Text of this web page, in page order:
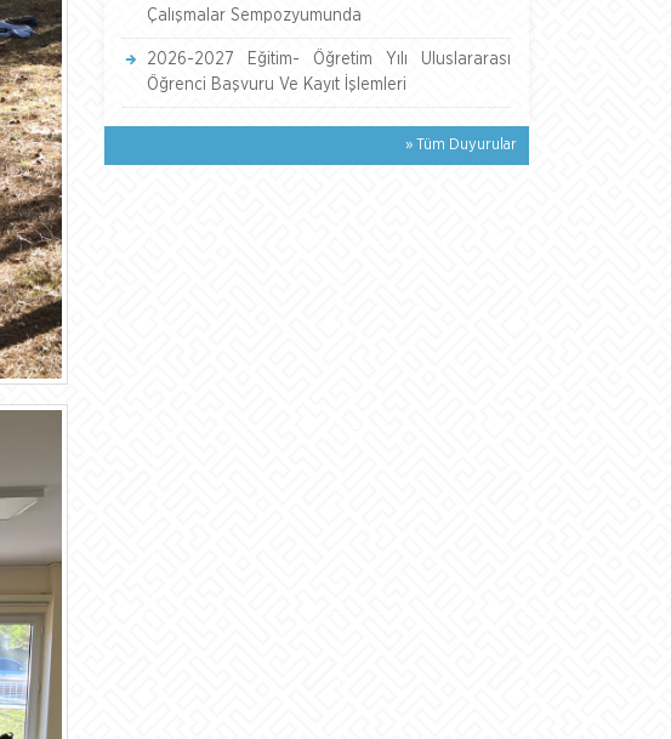
Çalışmalar Sempozyumunda
2026-2027 Eğitim- Öğretim Yılı Uluslararası
Öğrenci Başvuru Ve Kayıt İşlemleri
» Tüm Duyurular